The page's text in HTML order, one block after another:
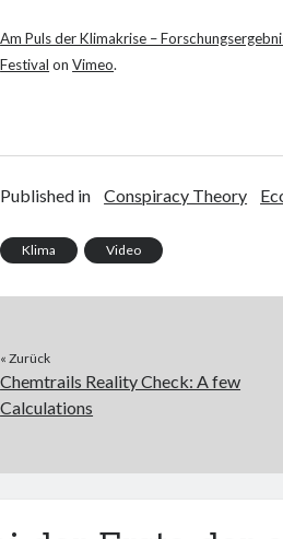
Am Puls der Klimakrise –
Festival onVimeo.
Published in Conspiracy Theory
Klima Video
« Zurück
Chemtrails Reality Check: A few
Calculations